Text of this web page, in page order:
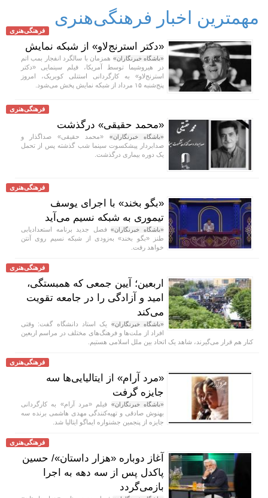
مهمترین اخبار فرهنگی‌هنری
فرهنگی‌هنری
«دکتر استرنج‌لاو» از شبکه نمایش
«باشگاه خبرنگاران» همزمان با سالگرد انفجار بمب اتم
در هیروشیما توسط آمریکا، فیلم سینمایی «دکتر
استرنج‌لاو» به کارگردانی استنلی کوبریک، امروز
پنج‌شنبه ۱۵ مرداد از شبکه نمایش پخش می‌شود.
فرهنگی‌هنری
«محمد حقیقی» درگذشت
«باشگاه خبرنگاران» «محمد حقیقی» صداگذار و
صدابردار پیشکسوت سینما شب گذشته پس از تحمل
یک دوره بیماری درگذشت.
فرهنگی‌هنری
«بگو بخند» با اجرای یوسف
تیموری به شبکه نسیم می‌آید
«باشگاه خبرنگاران»فصل جدید برنامه استعدادیابی
طنز «بگو بخند» به‌زودی از شبکه نسیم روی آنتن
خواهد رفت.
فرهنگی‌هنری
اربعین؛ آیین جمعی که همبستگی،
امید و آزادگی را در جامعه تقویت
می‌کند
«باشگاه خبرنگاران» یک استاد دانشگاه گفت: وقتی
افراد از ملت‌ها و فرهنگ‌های مختلف در مراسم اربعین
کنار هم قرار می‌گیرند، شاهد یک اتحاد بین ملل اسلامی هستیم.
فرهنگی‌هنری
«مرد آرام» از ایتالیایی‌ها سه
جایزه گرفت
«باشگاه خبرنگاران» فیلم «مرد آرام» به کارگردانی
بهنوش صادقی و تهیه‌کنندگی مهدی هاشمی برنده سه
جایزه از پنجمین جشنواره ایماگو ایتالیا شد.
فرهنگی‌هنری
آغاز دوباره «هزار داستان»/ حسین
پاکدل پس از سه دهه به اجرا
بازمی‌گردد